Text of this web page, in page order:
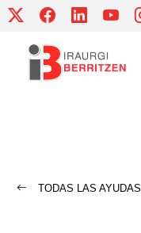
Skip
content
TODAS LAS AYUDAS